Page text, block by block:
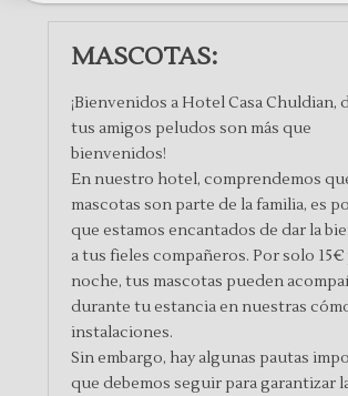
MASCOTAS:
¡Bienvenidos a Hotel Casa Chuldian,
tus amigos peludos son más que
bienvenidos!
En nuestro hotel, comprendemos
mascotas son parte de la familia, es
que estamos encantados de dar la
a tus fieles compañeros. Por solo
noche, tus mascotas pueden
durante tu estancia en nuestras
instalaciones.
Sin embargo, hay algunas pautas
que debemos seguir para garantizar